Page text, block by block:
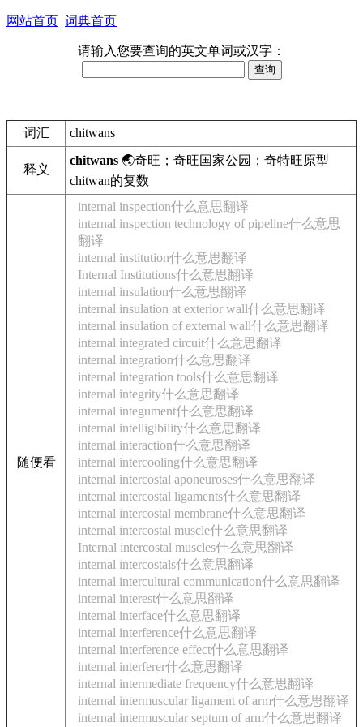
网站首页 词典首页
请输入您要查询的英文单词或汉字：
词汇 chitwans
释义
chitwans 🌏奇旺；奇旺国家公园；奇特旺原型
chitwan的复数
随便看
internal inspection什么意思翻译
internal inspection technology of pipeline什么意思
翻译
internal institution什么意思翻译
Internal Institutions什么意思翻译
internal insulation什么意思翻译
internal insulation at exterior wall什么意思翻译
internal insulation of external wall什么意思翻译
internal integrated circuit什么意思翻译
internal integration什么意思翻译
internal integration tools什么意思翻译
internal integrity什么意思翻译
internal integument什么意思翻译
internal intelligibility什么意思翻译
internal interaction什么意思翻译
internal intercooling什么意思翻译
internal intercostal aponeuroses什么意思翻译
internal intercostal ligaments什么意思翻译
internal intercostal membrane什么意思翻译
internal intercostal muscle什么意思翻译
Internal intercostal muscles什么意思翻译
internal intercostals什么意思翻译
internal intercultural communication什么意思翻译
internal interest什么意思翻译
internal interface什么意思翻译
internal interference什么意思翻译
internal interference effect什么意思翻译
internal interferer什么意思翻译
internal intermediate frequency什么意思翻译
internal intermuscular ligament of arm什么意思翻译
internal intermuscular septum of arm什么意思翻译